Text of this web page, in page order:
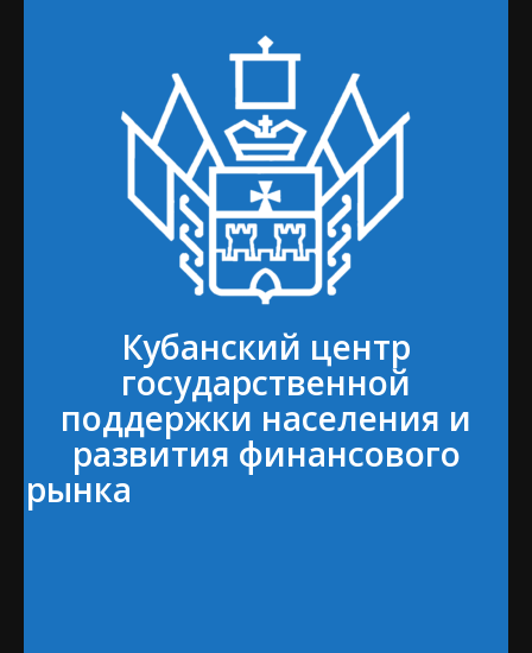
Кубанский центр
государственной
поддержки населения и
развития финансового
рынка⠀⠀⠀⠀⠀⠀⠀⠀⠀⠀⠀⠀⠀⠀⠀
⠀⠀⠀⠀⠀⠀⠀⠀⠀⠀⠀⠀⠀⠀⠀⠀⠀⠀⠀